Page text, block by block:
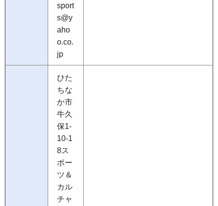
sport
s@y
aho
o.co.
jp
ひた
ちな
か市
牛久
保1-
10-1
8ス
ポー
ツ＆
カル
チャ